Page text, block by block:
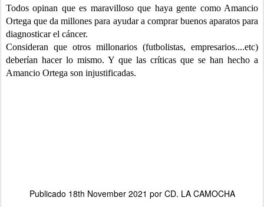
Todos opinan que es maravilloso que haya gente como Amancio
Ortega que da millones para ayudar a comprar buenos aparatos para
diagnosticar el cáncer.
Consideran que otros millonarios (futbolistas, empresarios....etc)
deberían hacer lo mismo. Y que las críticas que se han hecho a
Amancio Ortega son injustificadas.
Publicado 18th November 2021 por CD. LA CAMOCHA